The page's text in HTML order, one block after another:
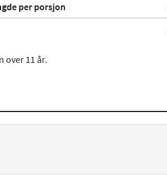
per porsjon
over 11 år.